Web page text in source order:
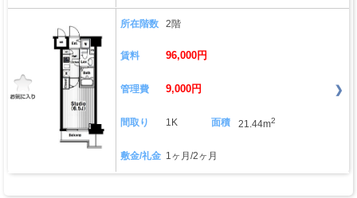
所在階数 2階
賃料 96,000円
管理費 9,000円
間取り 1K 面積 21.44m2
敷金/礼金 1ヶ月/2ヶ月